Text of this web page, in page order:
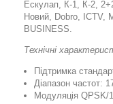
Ескулап, К-1, К-2,
Новий, Dobro, ICTV,
BUSINESS.
Технічні
Підтримка
Діапазон частот:
Модуляція QPSK/